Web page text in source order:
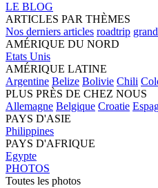
LE BLOG
ARTICLES PAR THÈMES
Nos derniers articles roadtrip
AMÉRIQUE DU NORD
Etats Unis
AMÉRIQUE LATINE
Argentine Belize Bolivie Chili
PLUS PRÈS DE CHEZ NOUS
Allemagne Belgique Croatie
PAYS D'ASIE
Philippines
PAYS D'AFRIQUE
Egypte
PHOTOS
Toutes les photos